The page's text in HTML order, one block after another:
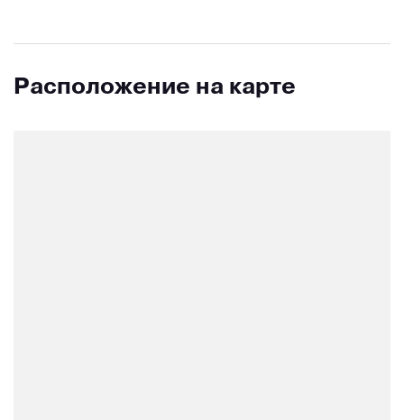
Расположение на карте